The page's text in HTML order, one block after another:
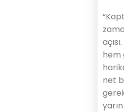
hem
net